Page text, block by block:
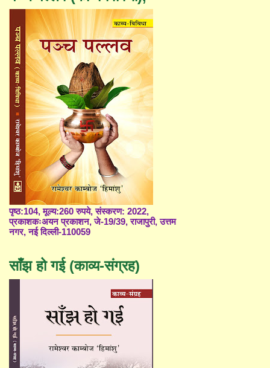
पृष्ठ:104, मूल्य:260 रुपये, संस्करण: 2022,
प्रकाशकःअयन प्रकाशन, जे-19/39, राजापुरी, उत्तम
नगर, नई दिल्ली-110059
साँझ हो गई (काव्य-संग्रह)